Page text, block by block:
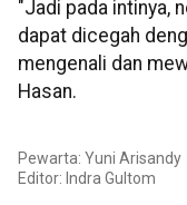
"Jadi pada intinya,
dapat dicegah
mengenali dan
Hasan.
Pewarta: Yuni Arisandy
Editor: Indra Gultom